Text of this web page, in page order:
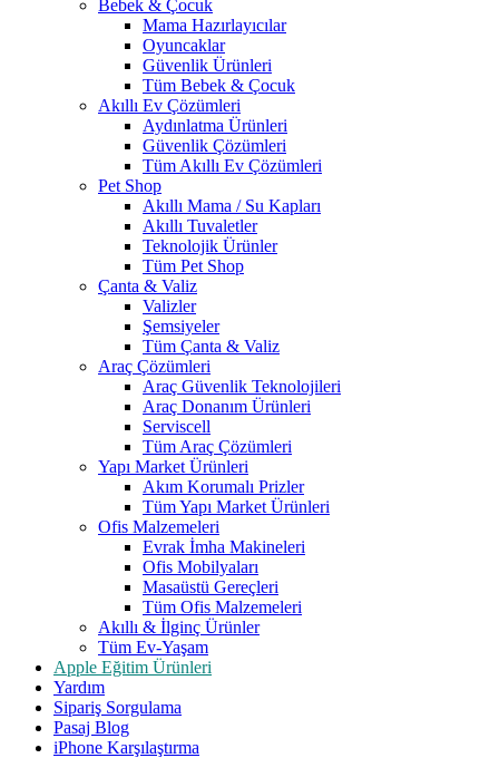
Bebek & Çocuk
Mama Hazırlayıcılar
Oyuncaklar
Güvenlik Ürünleri
Tüm Bebek & Çocuk
Akıllı Ev Çözümleri
Aydınlatma Ürünleri
Güvenlik Çözümleri
Tüm Akıllı Ev Çözümleri
Pet Shop
Akıllı Mama / Su Kapları
Akıllı Tuvaletler
Teknolojik Ürünler
Tüm Pet Shop
Çanta & Valiz
Valizler
Şemsiyeler
Tüm Çanta & Valiz
Araç Çözümleri
Araç Güvenlik Teknolojileri
Araç Donanım Ürünleri
Serviscell
Tüm Araç Çözümleri
Yapı Market Ürünleri
Akım Korumalı Prizler
Tüm Yapı Market Ürünleri
Ofis Malzemeleri
Evrak İmha Makineleri
Ofis Mobilyaları
Masaüstü Gereçleri
Tüm Ofis Malzemeleri
Akıllı & İlginç Ürünler
Tüm Ev-Yaşam
Apple Eğitim Ürünleri
Yardım
Sipariş Sorgulama
Pasaj Blog
iPhone Karşılaştırma